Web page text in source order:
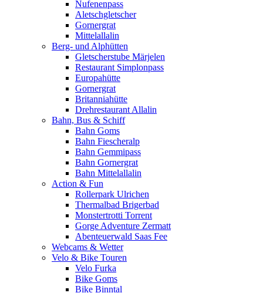
Nufenenpass
Aletschgletscher
Gornergrat
Mittelallalin
Berg- und Alphütten
Gletscherstube Märjelen
Restaurant Simplonpass
Europahütte
Gornergrat
Britanniahütte
Drehrestaurant Allalin
Bahn, Bus & Schiff
Bahn Goms
Bahn Fiescheralp
Bahn Gemmipass
Bahn Gornergrat
Bahn Mittelallalin
Action & Fun
Rollerpark Ulrichen
Thermalbad Brigerbad
Monstertrotti Torrent
Gorge Adventure Zermatt
Abenteuerwald Saas Fee
Webcams & Wetter
Velo & Bike Touren
Velo Furka
Bike Goms
Bike Binntal